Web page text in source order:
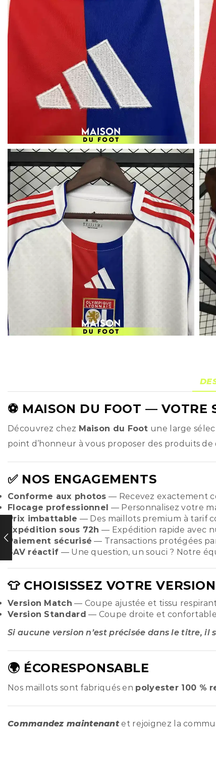
⚽ MAISON DU FOOT — VOTRE
Découvrez chez Maison du Foot une large
point d’honneur à vous proposer des produits
✅ NOS ENGAGEMENTS
Conforme aux photos — Recevez exactement
Flocage professionnel — Personnalisez votre
Prix imbattable — Des maillots premium à tarif
Expédition sous 72h — Expédition rapide avec
Paiement sécurisé — Transactions protégées
SAV réactif — Une question, un souci ? Notre
👕 CHOISISSEZ VOTRE VERSION
Version Match — Coupe ajustée et tissu
Version Standard — Coupe droite et
Si aucune version n’est précisée dans le titre, il
🌍 ÉCORESPONSABLE
Nos maillots sont fabriqués en polyester 100 %
Commandez maintenant et rejoignez la